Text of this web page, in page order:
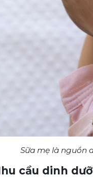
Sữa mẹ là nguồn
cầu dinh